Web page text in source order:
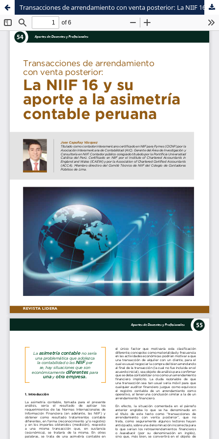
Sistema de
Bibliotecas
Facultad de
Ciencias Contables
Transacciones de arrendamiento con venta posterior: La NIIF 16 y su aporte a la asimetría contable peruana